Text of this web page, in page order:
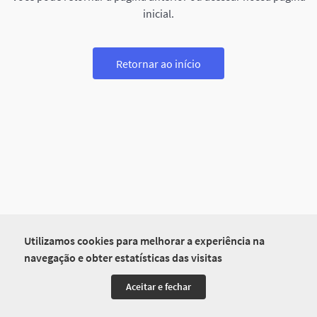
Utilizamos cookies para melhorar a experiência na
navegação e obter estatísticas das visitas
Aceitar e fechar
inicial.
Retornar ao início